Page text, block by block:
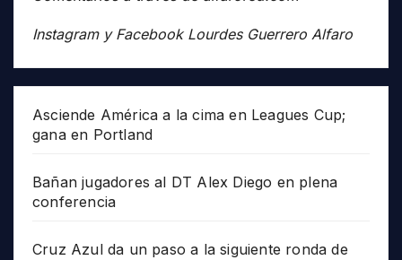
Instagram y Facebook Lourdes Guerrero Alfaro
Asciende América a la cima en Leagues Cup;
gana en Portland
Bañan jugadores al DT Alex Diego en plena
conferencia
Cruz Azul da un paso a la siguiente ronda de